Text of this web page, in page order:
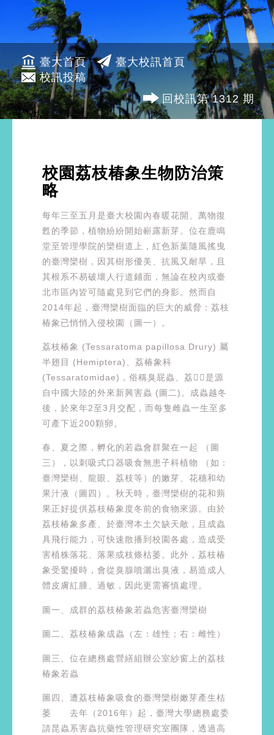
臺大首頁
臺大校訊首頁
校訊投稿
回校訊第 1312 期
校園荔枝椿象生物防治策
略
每年三至五月是臺大校園內春暖花開、萬物復
甦的季節，植物紛紛開始嶄露新芽。位在鹿鳴
堂至管理學院的欒樹道上，紅色新葉隨風搖曳
的臺灣欒樹，因其樹形優美、抗風又耐旱，且
其根系不易破壞人行道鋪面，無論在校內或臺
北市區內皆可隨處見到它們的身影。然而自
2014年起，臺灣欒樹面臨的巨大的威脅：荔枝
椿象已悄悄入侵校園（圖一）。
荔枝椿象 (Tessaratoma papillosa Drury) 屬
半翅目 (Hemiptera)、荔椿象科
(Tessaratomidae)，俗稱臭屁蟲、荔，是源
自中國大陸的外來新興害蟲 (圖二)。成蟲越冬
後，於來年2至3月交配，而每隻雌蟲一生至多
可產下近200顆卵。
春、夏之際，孵化的若蟲會群聚在一起 （圖
三），以刺吸式口器吸食無患子科植物 （如：
臺灣欒樹、龍眼、荔枝等）的嫩芽、花穗和幼
果汁液（圖四）。秋天時，臺灣欒樹的花和蒴
果正好提供荔枝椿象度冬前的食物來源。由於
荔枝椿象多產、於臺灣本土欠缺天敵，且成蟲
具飛行能力，可快速散播到校園各處，造成受
害植株落花、落果或枝條枯萎。此外，荔枝椿
象受驚擾時，會從臭腺噴灑出臭液，易造成人
體皮膚紅腫、過敏，因此更需審慎處理。
圖一、成群的荔枝椿象若蟲危害臺灣欒樹
圖二、荔枝椿象成蟲（左：雄性；右：雌性）
圖三、位在總務處營繕組辦公室紗窗上的荔枝
椿象若蟲
圖四、遭荔枝椿象吸食的臺灣欒樹嫩芽產生枯
萎 去年（2016年）起，臺灣大學總務處委
請昆蟲系害蟲抗藥性管理研究室團隊，透過高